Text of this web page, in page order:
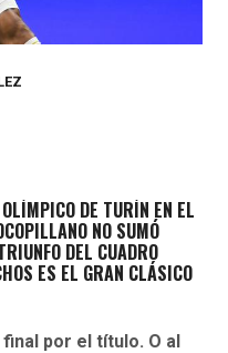
DE TURÍN EN EL
NO SUMÓ
DEL CUADRO
ES EL GRAN CLÁSICO
por el título. O al